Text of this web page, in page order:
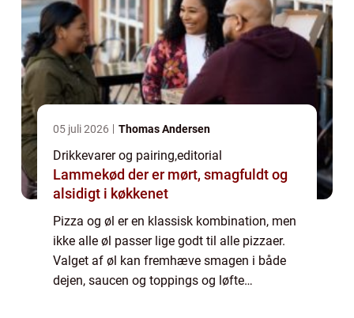
05 juli 2026 Thomas Andersen
Drikkevarer og pairing,editorial
Lammekød der er mørt, smagfuldt og
alsidigt i køkkenet
Pizza og øl er en klassisk kombination, men
ikke alle øl passer lige godt til alle pizzaer.
Valget af øl kan fremhæve smagen i både
dejen, saucen og toppings og løfte